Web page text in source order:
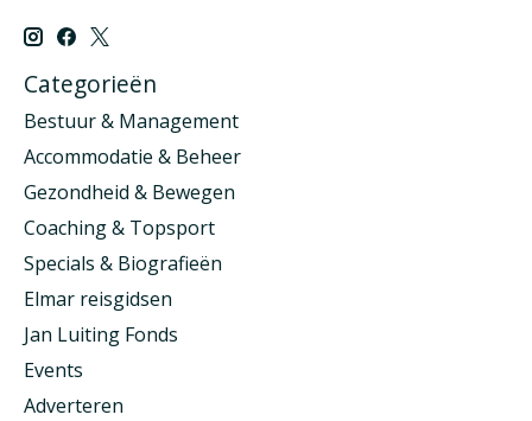
Categorieën
Bestuur & Management
Accommodatie & Beheer
Gezondheid & Bewegen
Coaching & Topsport
Specials & Biografieën
Elmar reisgidsen
Jan Luiting Fonds
Events
Adverteren